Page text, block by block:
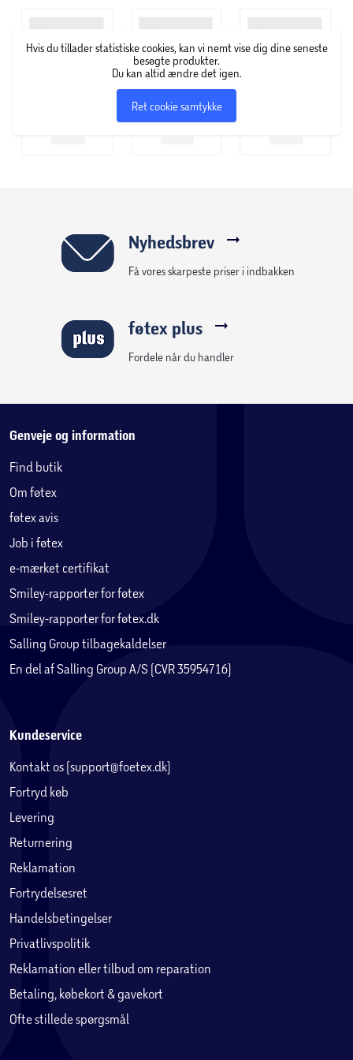
farver, former og størrelser samt servietter med flotte
motiver.
Hvis du tillader statistiske cookies, kan vi nemt vise dig dine seneste
besøgte produkter.
Du kan altid ændre det igen.
Ret cookie samtykke
Nyhedsbrev
Få vores skarpeste priser i indbakken
føtex plus
Fordele når du handler
Genveje og information
Find butik
Om føtex
føtex avis
Job i føtex
e-mærket certifikat
Smiley-rapporter for føtex
Smiley-rapporter for føtex.dk
Salling Group tilbagekaldelser
En del af Salling Group A/S (CVR 35954716)
Kundeservice
Kontakt os (support@foetex.dk)
Fortryd køb
Levering
Returnering
Reklamation
Fortrydelsesret
Handelsbetingelser
Privatlivspolitik
Reklamation eller tilbud om reparation
Betaling, købekort & gavekort
Ofte stillede spørgsmål